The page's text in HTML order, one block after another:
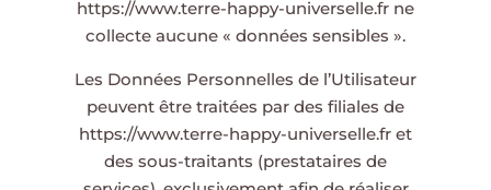
https://www.terre-happy-universelle.fr ne
collecte aucune « données sensibles ».
Les Données Personnelles de l’Utilisateur
peuvent être traitées par des filiales de
https://www.terre-happy-universelle.fr et
des sous-traitants (prestataires de